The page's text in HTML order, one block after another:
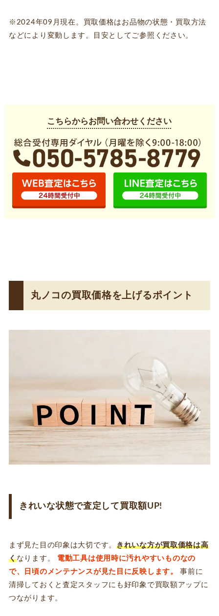
※2024年09月現在。買取価格はお品物の状態・買取方法
などにより変動します。目安としてご参照ください。
こちらからお問い合わせください
丸ノコの買取価格を上げるポイント
きれいな状態で査定して買取額UP!
まず見た目の印象は大切です。きれいな方が買取価格は高
くなります。 電動工具は使用時に汚れやすいものなの
で、日頃のメンテナンスが見た目に反映します。
事前に
清掃しておくと査定スタッフにも好印象で買取額アップに
つながります。